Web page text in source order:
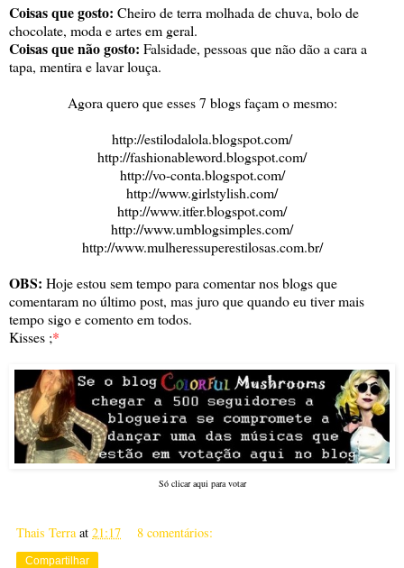
Coisas que gosto: Cheiro de terra molhada de chuva, bolo de
chocolate, moda e artes em geral.
Coisas que não gosto: Falsidade, pessoas que não dão a cara a
tapa, mentira e lavar louça.
Agora quero que esses 7 blogs façam o mesmo:
http://estilodalola.blogspot.com/
http://fashionableword.blogspot.com/
http://vo-conta.blogspot.com/
http://www.girlstylish.com/
http://www.itfer.blogspot.com/
http://www.umblogsimples.com/
http://www.mulheressuperestilosas.com.br/
OBS: Hoje estou sem tempo para comentar nos blogs que
comentaram no último post, mas juro que quando eu tiver mais
tempo sigo e comento em todos.
Kisses ;*
Só clicar aqui para votar
Thais Terra at 21:17 8 comentários:
Compartilhar